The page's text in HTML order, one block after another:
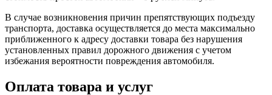
В случае возникновения причин препятствующих подъезду
транспорта, доставка осуществляется до места максимально
приближенного к адресу доставки товара без нарушения
установленных правил дорожного движения с учетом
избежания вероятности повреждения автомобиля.
Оплата товара и услуг